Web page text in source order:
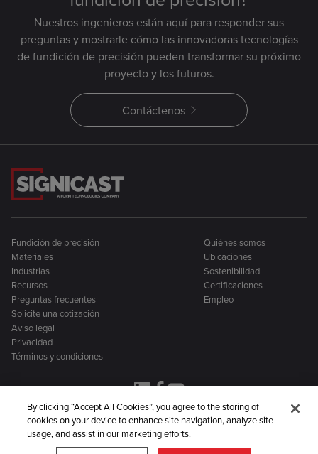
Nuestros ingenieros están aquí para responder sus
preguntas y mostrarle cómo las innovadoras tecnologías
de fundición de precisión pueden transformar su próximo
proyecto y los futuros.
Contáctenos
Fundición de precisión
Materiales
Industrias
Recursos
Preguntas frecuentes
Quiénes somos
Ubicaciones
Sostenibilidad
Certificaciones
Empleo
Solicite una cotización
Aviso legal
Privacidad
Términos y condiciones
Signicast forma parte de una familia más amplia de
empresas de manufactura metálica:
By clicking “Accept All Cookies”, you agree to the storing of
cookies on your device to enhance site navigation, analyze site
usage, and assist in our marketing efforts.